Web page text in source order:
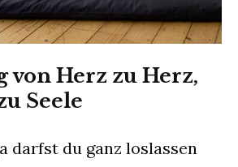
von Herz zu Herz,
Seele
darfst du ganz loslassen